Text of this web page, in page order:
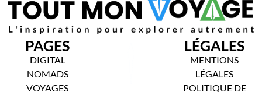
PAGES
DIGITAL
NOMADS
VOYAGES
LÉGALES
MENTIONS
LÉGALES
POLITIQUE DE